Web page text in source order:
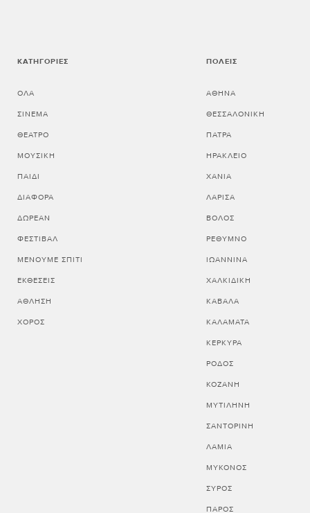
ΚΑΤΗΓΟΡΊΕΣ
ΌΛΑ
ΣΙΝΕΜΆ
ΘΈΑΤΡΟ
ΜΟΥΣΙΚΉ
ΠΑΙΔΊ
ΔΙΆΦΟΡΑ
ΔΩΡΕΆΝ
ΦΕΣΤΙΒΆΛ
ΜΈΝΟΥΜΕ ΣΠΊΤΙ
ΕΚΘΈΣΕΙΣ
ΆΘΛΗΣΗ
ΧΟΡΌΣ
ΠΌΛΕΙΣ
ΑΘΗΝΑ
ΘΕΣΣΑΛΟΝΙΚΗ
ΠΑΤΡΑ
ΗΡΑΚΛΕΙΟ
ΧΑΝΙΑ
ΛΑΡΙΣΑ
ΒΟΛΟΣ
ΡΕΘΥΜΝΟ
ΙΩΑΝΝΙΝΑ
ΧΑΛΚΙΔΙΚΗ
ΚΑΒΑΛΑ
ΚΑΛΑΜΑΤΑ
ΚΕΡΚΥΡΑ
ΡΟΔΟΣ
ΚΟΖΑΝΗ
ΜΥΤΙΛΗΝΗ
ΣΑΝΤΟΡΙΝΗ
ΛΑΜΙΑ
ΜΥΚΟΝΟΣ
ΣΥΡΟΣ
ΠΑΡΟΣ